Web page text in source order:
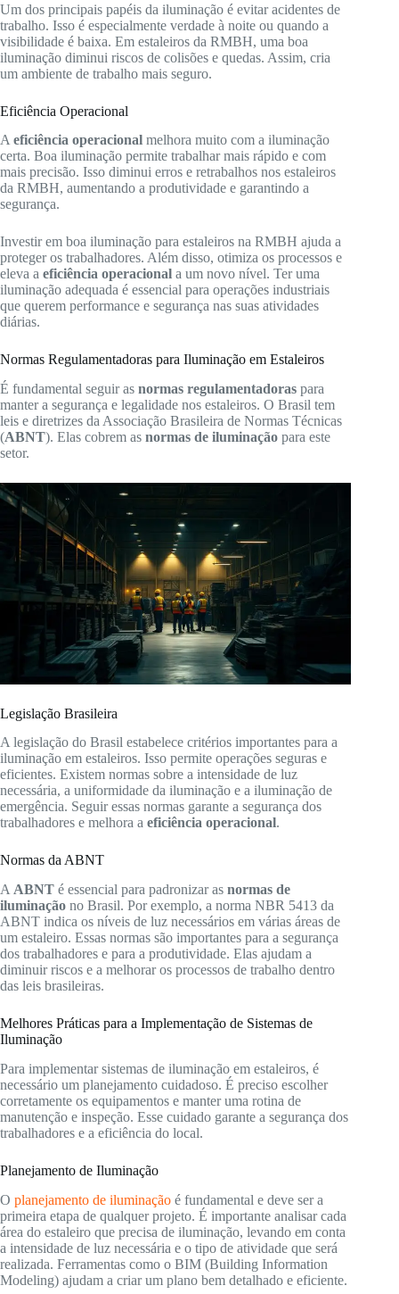
Um dos principais papéis da iluminação é evitar acidentes de
trabalho. Isso é especialmente verdade à noite ou quando a
visibilidade é baixa. Em estaleiros da RMBH, uma boa
iluminação diminui riscos de colisões e quedas. Assim, cria
um ambiente de trabalho mais seguro.
Eficiência Operacional
A eficiência operacional melhora muito com a iluminação
certa. Boa iluminação permite trabalhar mais rápido e com
mais precisão. Isso diminui erros e retrabalhos nos estaleiros
da RMBH, aumentando a produtividade e garantindo a
segurança.
Investir em boa iluminação para estaleiros na RMBH ajuda a
proteger os trabalhadores. Além disso, otimiza os processos e
eleva a eficiência operacional a um novo nível. Ter uma
iluminação adequada é essencial para operações industriais
que querem performance e segurança nas suas atividades
diárias.
Normas Regulamentadoras para Iluminação em Estaleiros
É fundamental seguir as normas regulamentadoras para
manter a segurança e legalidade nos estaleiros. O Brasil tem
leis e diretrizes da Associação Brasileira de Normas Técnicas
(ABNT). Elas cobrem as normas de iluminação para este
setor.
Legislação Brasileira
A legislação do Brasil estabelece critérios importantes para a
iluminação em estaleiros. Isso permite operações seguras e
eficientes. Existem normas sobre a intensidade de luz
necessária, a uniformidade da iluminação e a iluminação de
emergência. Seguir essas normas garante a segurança dos
trabalhadores e melhora a eficiência operacional.
Normas da ABNT
A ABNT é essencial para padronizar as normas de
iluminação no Brasil. Por exemplo, a norma NBR 5413 da
ABNT indica os níveis de luz necessários em várias áreas de
um estaleiro. Essas normas são importantes para a segurança
dos trabalhadores e para a produtividade. Elas ajudam a
diminuir riscos e a melhorar os processos de trabalho dentro
das leis brasileiras.
Melhores Práticas para a Implementação de Sistemas de
Iluminação
Para implementar sistemas de iluminação em estaleiros, é
necessário um planejamento cuidadoso. É preciso escolher
corretamente os equipamentos e manter uma rotina de
manutenção e inspeção. Esse cuidado garante a segurança dos
trabalhadores e a eficiência do local.
Planejamento de Iluminação
O planejamento de iluminação é fundamental e deve ser a
primeira etapa de qualquer projeto. É importante analisar cada
área do estaleiro que precisa de iluminação, levando em conta
a intensidade de luz necessária e o tipo de atividade que será
realizada. Ferramentas como o BIM (Building Information
Modeling) ajudam a criar um plano bem detalhado e eficiente.